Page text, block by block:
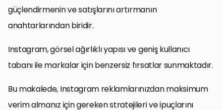
güçlendirmenin ve satışlarını artırmanın
anahtarlarından biridir.
Instagram, görsel ağırlıklı yapısı ve geniş kullanıcı
tabanı ile markalar için benzersiz fırsatlar sunmaktadır.
Bu makalede, Instagram reklamlarınızdan maksimum
verim almanız için gereken stratejileri ve ipuçlarını